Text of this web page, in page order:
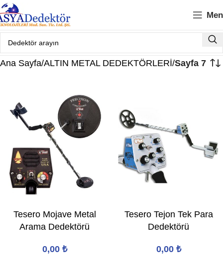
Ana Sayfa ALTIN METAL DEDEKTÖRLERİ Sayfa 7
Tesero Mojave Metal
Arama Dedektörü
0,00 ₺
Tesero Tejon Tek Para
Dedektörü
0,00 ₺